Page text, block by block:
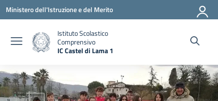
Vai ai contenuti
Vai al menu di navigazione
Vai al footer
Ministero dell'Istruzione e del Merito
Istituto Scolastico
Comprensivo
IC Castel di Lama 1